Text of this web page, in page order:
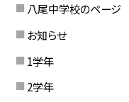
八尾中学校のページ
お知らせ
1学年
2学年